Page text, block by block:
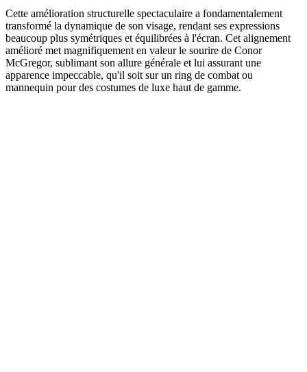
Cette amélioration structurelle spectaculaire a fondamentalement
transformé la dynamique de son visage, rendant ses expressions
beaucoup plus symétriques et équilibrées à l'écran. Cet alignement
amélioré met magnifiquement en valeur le sourire de Conor
McGregor, sublimant son allure générale et lui assurant une
apparence impeccable, qu'il soit sur un ring de combat ou
mannequin pour des costumes de luxe haut de gamme.